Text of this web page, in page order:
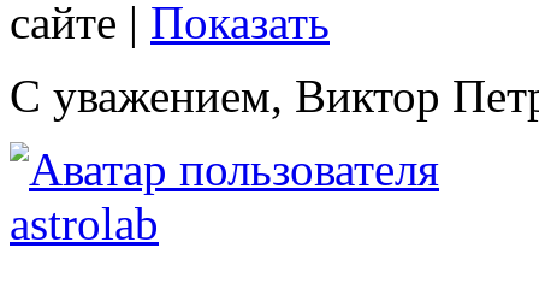
сайте | Показать
С уважением, Виктор
astrolab